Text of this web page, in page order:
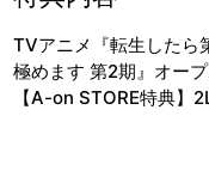
TVアニメ『転生したら
極めます 第2期』オー
【A-on STORE特典】